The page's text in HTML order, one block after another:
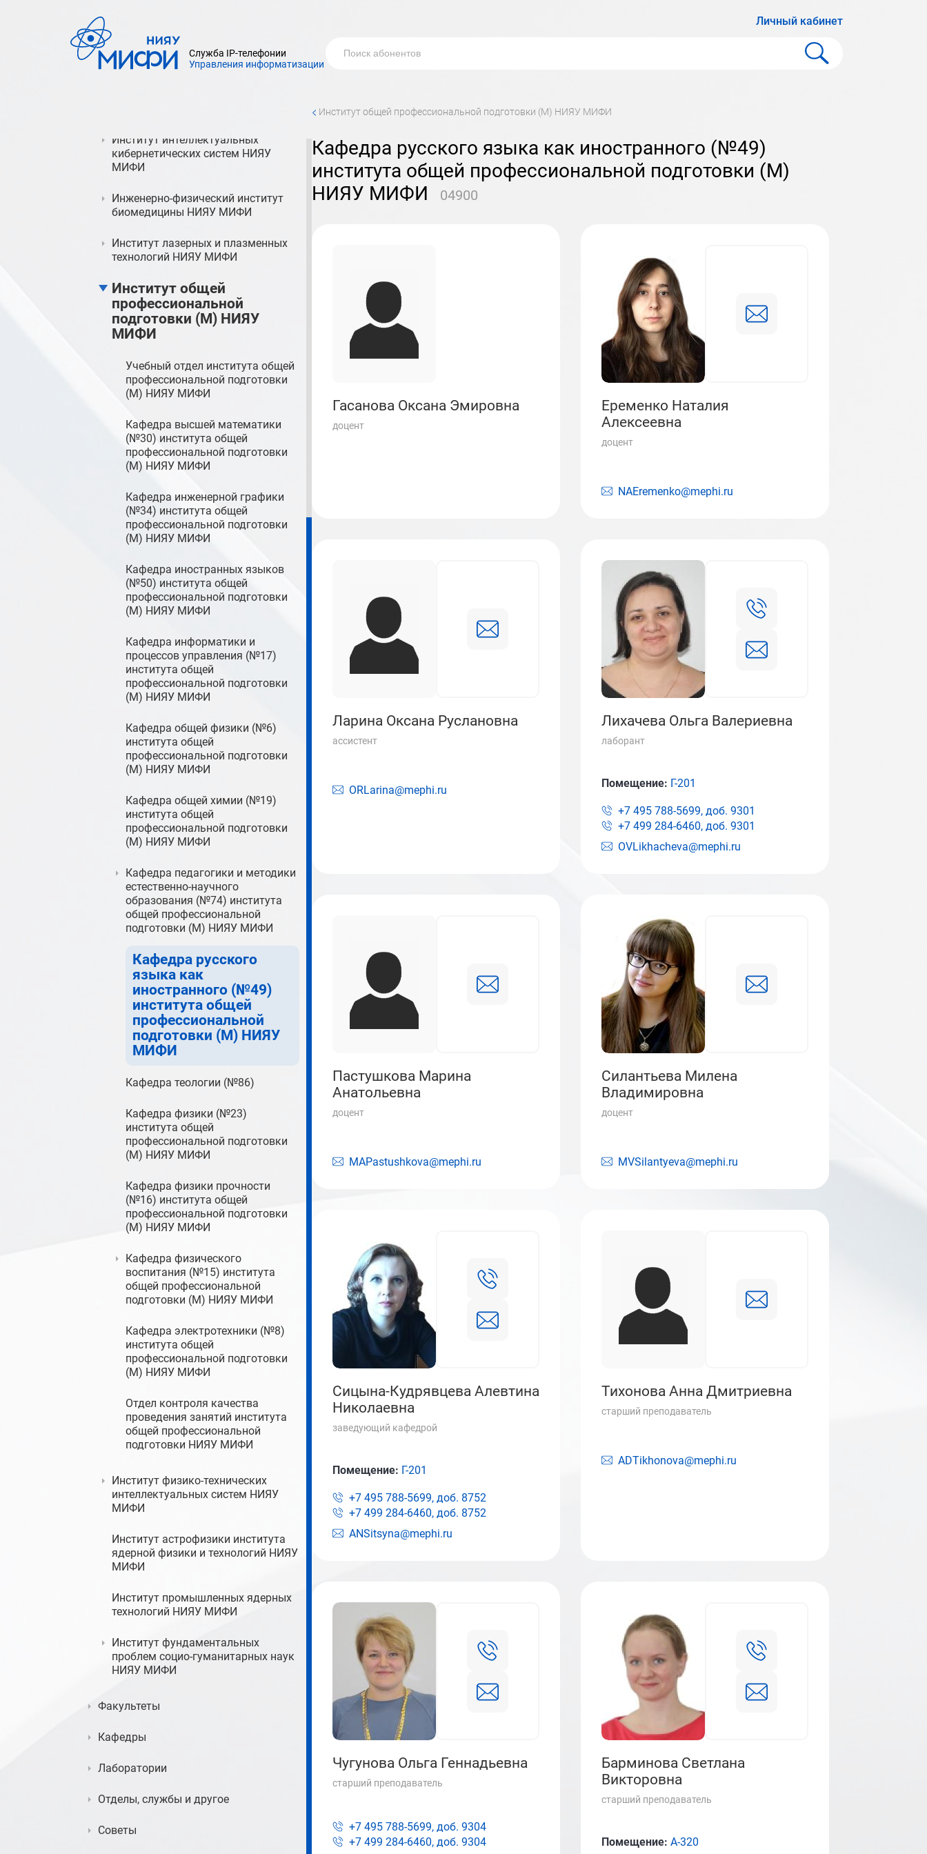
Служба IP-телефонии
Управления информатизации
Личный кабинет
Институт ядерной физики и
технологий НИЯУ МИФИ
Институт интеллектуальных
кибернетических систем НИЯУ
МИФИ
Инженерно-физический институт
биомедицины НИЯУ МИФИ
Институт лазерных и плазменных
технологий НИЯУ МИФИ
Институт общей
профессиональной
подготовки (М) НИЯУ
МИФИ
Учебный отдел института общей
профессиональной подготовки
(М) НИЯУ МИФИ
Кафедра высшей математики
(№30) института общей
профессиональной подготовки
(М) НИЯУ МИФИ
Кафедра инженерной графики
(№34) института общей
профессиональной подготовки
(М) НИЯУ МИФИ
Кафедра иностранных языков
(№50) института общей
профессиональной подготовки
(М) НИЯУ МИФИ
Кафедра информатики и
процессов управления (№17)
института общей
профессиональной подготовки
(М) НИЯУ МИФИ
Кафедра общей физики (№6)
института общей
профессиональной подготовки
(М) НИЯУ МИФИ
Кафедра общей химии (№19)
института общей
профессиональной подготовки
(М) НИЯУ МИФИ
Кафедра педагогики и методики
естественно-научного
образования (№74) института
общей профессиональной
подготовки (М) НИЯУ МИФИ
Кафедра русского
языка как
иностранного (№49)
института общей
профессиональной
подготовки (М) НИЯУ
МИФИ
Кафедра теологии (№86)
Кафедра физики (№23)
института общей
профессиональной подготовки
(М) НИЯУ МИФИ
Кафедра физики прочности
(№16) института общей
профессиональной подготовки
(М) НИЯУ МИФИ
Кафедра физического
воспитания (№15) института
общей профессиональной
подготовки (М) НИЯУ МИФИ
Кафедра электротехники (№8)
института общей
профессиональной подготовки
(М) НИЯУ МИФИ
Отдел контроля качества
проведения занятий института
общей профессиональной
подготовки НИЯУ МИФИ
Институт физико-технических
интеллектуальных систем НИЯУ
МИФИ
Институт астрофизики института
ядерной физики и технологий НИЯУ
МИФИ
Институт промышленных ядерных
технологий НИЯУ МИФИ
Институт фундаментальных
проблем социо-гуманитарных наук
НИЯУ МИФИ
Факультеты
Кафедры
Лаборатории
Отделы, службы и другое
Советы
< институт общей профессиональной подготовки (М) НИЯУ МИФИ
кафедра русского языка как иностранного (№49)
института общей профессиональной подготовки (М)
НИЯУ МИФИ
04900
Гасанова Оксана Эмировна
доцент
Еременко Наталия
Алексеевна
доцент
NAEremenko@mephi.ru
Ларина Оксана Руслановна
ассистент
ORLarina@mephi.ru
Лихачева Ольга Валериевна
лаборант
OVLikhacheva@mephi.ru
Помещение: Г-201
+7 495 788-5699, доб. 9301
+7 499 284-6460, доб. 9301
Пастушкова Марина
Анатольевна
доцент
MAPastushkova@mephi.ru
Силантьева Милена
Владимировна
доцент
MVSilantyeva@mephi.ru
Сицына-Кудрявцева Алевтина
Николаевна
заведующий кафедрой
ANSitsyna@mephi.ru
Помещение: Г-201
+7 495 788-5699, доб. 8752
+7 499 284-6460, доб. 8752
Тихонова Анна Дмитриевна
старший преподаватель
ADTikhonova@mephi.ru
Чугунова Ольга Геннадьевна
старший преподаватель
+7 495 788-5699, доб. 9304
+7 499 284-6460, доб. 9304
Барминова Светлана
Викторовна
старший преподаватель
Помещение: А-320